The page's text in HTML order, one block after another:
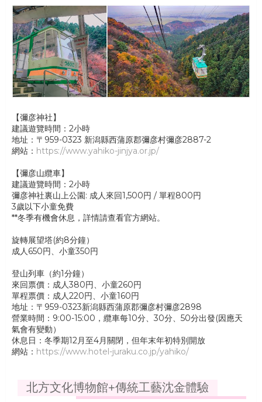
【彌彦神社】
建議遊覽時間：2小時
地址：〒959-0323 新潟縣西蒲原郡彌彦村彌彦2887-2
網站： https://www.yahiko-jinjya.or.jp/
【彌彦山纜車】
建議遊覽時間：2小時
彌彦神社裏山上公園: 成人來回1,500円 / 單程800円
3歲以下小童免費
**冬季有機會休息，詳情請查看官方網站。
旋轉展望塔(約8分鐘）
成人650円、小童350円
登山列車（約1分鐘）
來回票價：成人380円、小童260円
單程票價：成人220円、小童160円
地址：〒959-0323新潟縣西蒲原郡彌彦村彌彦2898
營業時間：9:00-15:00，纜車每10分、30分、50分出發(因應天
氣會有變動）
休息日：冬季期12月至4月關閉，但年末年初特別開放
網站： https://www.hotel-juraku.co.jp/yahiko/
北方文化博物館+傳統工藝沈金體驗